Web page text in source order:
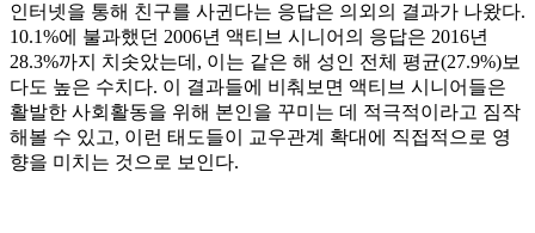
인터넷을 통해 친구를 사귄다는 응답은 의외의 결과가 나왔다.
10.1%에 불과했던 2006년 액티브 시니어의 응답은 2016년
28.3%까지 치솟았는데, 이는 같은 해 성인 전체 평균(27.9%)보
다도 높은 수치다. 이 결과들에 비춰보면 액티브 시니어들은
활발한 사회활동을 위해 본인을 꾸미는 데 적극적이라고 짐작
해볼 수 있고, 이런 태도들이 교우관계 확대에 직접적으로 영
향을 미치는 것으로 보인다.